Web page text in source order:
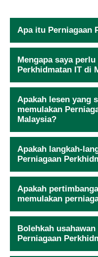
Apa itu Perniagaan
Mengapa saya
Perkhidmatan IT di
Apakah lesen yang
memulakan
Malaysia?
Apakah langkah-
Perniagaan
Apakah
memulakan
Bolehkah
Perniagaan